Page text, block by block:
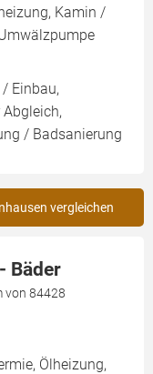
Kamin /
Einbau,
/ Badsanierung
vergleichen
Bäder
von 84428
Ölheizung,